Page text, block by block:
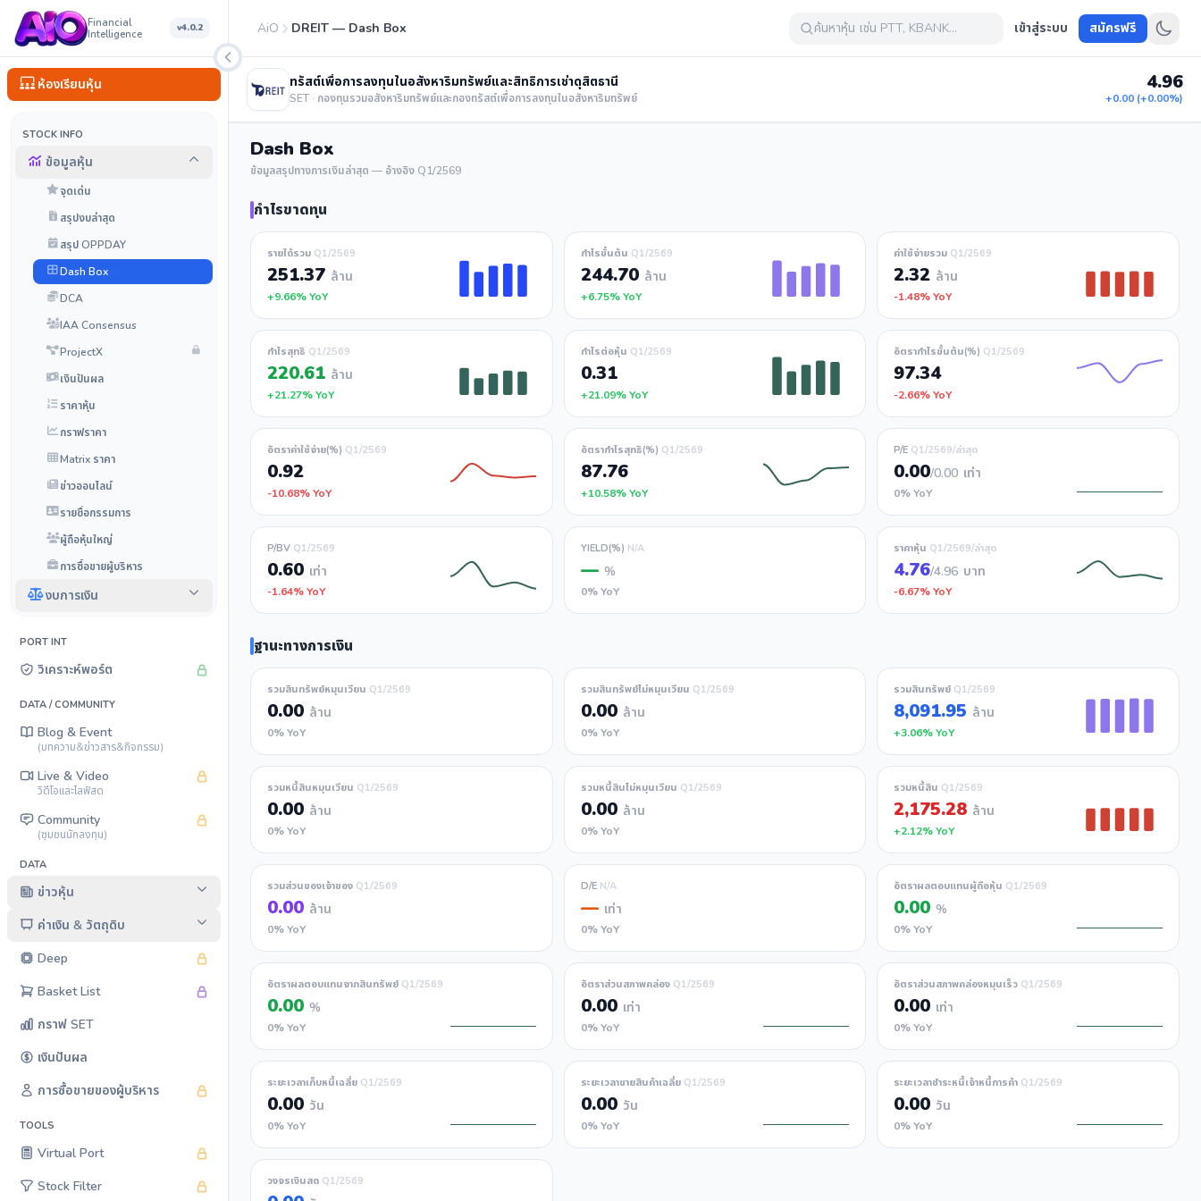
Financial
Intelligence
v4.0.2
ห้องเรียนหุ้น
STOCK INFO
ข้อมูลหุ้น
จุดเด่น
สรุปงบล่าสุด
สรุป OPPDAY
Dash Box
DCA
IAA Consensus
ProjectX
เงินปันผล
ราคาหุ้น
กราฟราคา
Matrix ราคา
ข่าวออนไลน์
รายชื่อกรรมการ
ผู้ถือหุ้นใหญ่
การซื้อขายผู้บริหาร
งบการเงิน
PORT INT
วิเคราะห์พอร์ต
DATA / COMMUNITY
Blog & Event
(บทความ&ข่าวสาร&กิจกรรม)
Live & Video
วิดีโอและไลฟ์สด
Community
(ชุมชนนักลงทุน)
DATA
ข่าวหุ้น
ค่าเงิน & วัตถุดิบ
Deep
Basket List
กราฟ SET
เงินปันผล
การซื้อขายของผู้บริหาร
TOOLS
Virtual Port
Stock Filter
AiO DREIT — Dash Box ค้นหาหุ้น เช่น PTT, KBANK... เข้าสู่ระบบ สมัครฟรี
ทรัสต์เพื่อการลงทุนในอสังหาริมทรัพย์และสิทธิการเช่าดุสิตธานี
SET · กองทุนรวมอสังหาริมทรัพย์และกองทรัสต์เพื่อการลงทุนในอสังหาริมทรัพย์
4.96
+0.00 (+0.00%)
Dash Box
ข้อมูลสรุปทางการเงินล่าสุด — อ้างอิง Q1/2569
กำไรขาดทุน
รายได้รวม Q1/2569
251.37 ล้าน
+9.66% YoY
กำไรขั้นต้น Q1/2569
244.70 ล้าน
+6.75% YoY
ค่าใช้จ่ายรวม Q1/2569
2.32 ล้าน
-1.48% YoY
กำไรสุทธิ Q1/2569
220.61 ล้าน
+21.27% YoY
กำไรต่อหุ้น Q1/2569
0.31
+21.09% YoY
อัตรากำไรขั้นต้น(%) Q1/2569
97.34
-2.66% YoY
อัตราค่าใช้จ่าย(%) Q1/2569
0.92
-10.68% YoY
อัตรากำไรสุทธิ(%) Q1/2569
87.76
+10.58% YoY
P/E Q1/2569/ล่าสุด
0.00/0.00 เท่า
0% YoY
P/BV Q1/2569
0.60 เท่า
-1.64% YoY
YIELD(%) N/A
— %
0% YoY
ราคาหุ้น Q1/2569/ล่าสุด
4.76/4.96 บาท
-6.67% YoY
ฐานะทางการเงิน
รวมสินทรัพย์หมุนเวียน Q1/2569
0.00 ล้าน
0% YoY
รวมสินทรัพย์ไม่หมุนเวียน Q1/2569
0.00 ล้าน
0% YoY
รวมสินทรัพย์ Q1/2569
8,091.95 ล้าน
+3.06% YoY
รวมหนี้สินหมุนเวียน Q1/2569
0.00 ล้าน
0% YoY
รวมหนี้สินไม่หมุนเวียน Q1/2569
0.00 ล้าน
0% YoY
รวมหนี้สิน Q1/2569
2,175.28 ล้าน
+2.12% YoY
รวมส่วนของเจ้าของ Q1/2569
0.00 ล้าน
0% YoY
D/E N/A
— เท่า
0% YoY
อัตราผลตอบแทนผู้ถือหุ้น Q1/2569
0.00%
0% YoY
อัตราผลตอบแทนจากสินทรัพย์ Q1/2569
0.00 %
0% YoY
อัตราส่วนสภาพคล่อง Q1/2569
0.00 เท่า
0% YoY
อัตราส่วนสภาพคล่องหมุนเร็ว Q1/2569
0.00 เท่า
0% YoY
ระยะเวลาเก็บหนี้เฉลี่ย Q1/2569
0.00 วัน
0% YoY
ระยะเวลาขายสินค้าเฉลี่ย Q1/2569
0.00 วัน
0% YoY
ระยะเวลาชำระหนี้เจ้าหนี้การค้า Q1/2569
0.00 วัน
0% YoY
วงจรเงินสด Q1/2569